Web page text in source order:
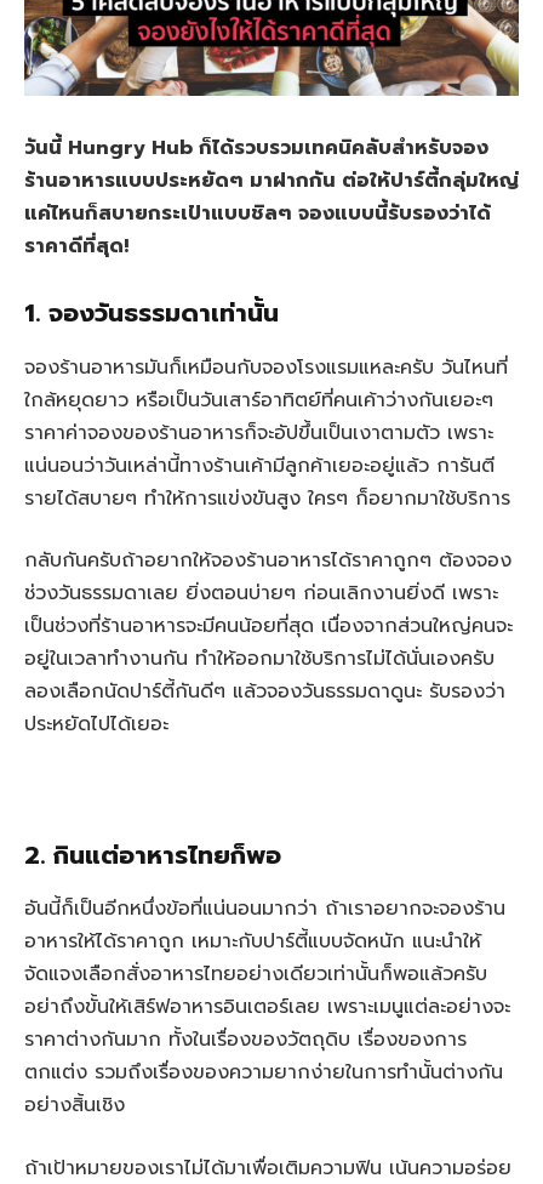
วันนี้ Hungry Hub ก็ได้รวบรวมเทคนิคลับสำหรับจอง
ร้านอาหารแบบประหยัดๆ มาฝากกัน ต่อให้ปาร์ตี้กลุ่มใหญ่
แค่ไหนก็สบายกระเป๋าแบบชิลๆ จองแบบนี้รับรองว่าได้
ราคาดีที่สุด!
1. จองวันธรรมดาเท่านั้น
จองร้านอาหารมันก็เหมือนกับจองโรงแรมแหละครับ วันไหนที่
ใกล้หยุดยาว หรือเป็นวันเสาร์อาทิตย์ที่คนเค้าว่างกันเยอะๆ
ราคาค่าจองของร้านอาหารก็จะอัปขึ้นเป็นเงาตามตัว เพราะ
แน่นอนว่าวันเหล่านี้ทางร้านเค้ามีลูกค้าเยอะอยู่แล้ว การันตี
รายได้สบายๆ ทำให้การแข่งขันสูง ใครๆ ก็อยากมาใช้บริการ
กลับกันครับถ้าอยากให้จองร้านอาหารได้ราคาถูกๆ ต้องจอง
ช่วงวันธรรมดาเลย ยิ่งตอนบ่ายๆ ก่อนเลิกงานยิ่งดี เพราะ
เป็นช่วงที่ร้านอาหารจะมีคนน้อยที่สุด เนื่องจากส่วนใหญ่คนจะ
อยู่ในเวลาทำงานกัน ทำให้ออกมาใช้บริการไม่ได้นั่นเองครับ
ลองเลือกนัดปาร์ตี้กันดีๆ แล้วจองวันธรรมดาดูนะ รับรองว่า
ประหยัดไปได้เยอะ
2. กินแต่อาหารไทยก็พอ
อันนี้ก็เป็นอีกหนึ่งข้อที่แน่นอนมากว่า ถ้าเราอยากจะจองร้าน
อาหารให้ได้ราคาถูก เหมาะกับปาร์ตี้แบบจัดหนัก แนะนำให้
จัดแจงเลือกสั่งอาหารไทยอย่างเดียวเท่านั้นก็พอแล้วครับ
อย่าถึงขั้นให้เสิร์ฟอาหารอินเตอร์เลย เพราะเมนูแต่ละอย่างจะ
ราคาต่างกันมาก ทั้งในเรื่องของวัตถุดิบ เรื่องของการ
ตกแต่ง รวมถึงเรื่องของความยากง่ายในการทำนั้นต่างกัน
อย่างสิ้นเชิง
ถ้าเป้าหมายของเราไม่ได้มาเพื่อเติมความฟิน เน้นความอร่อย